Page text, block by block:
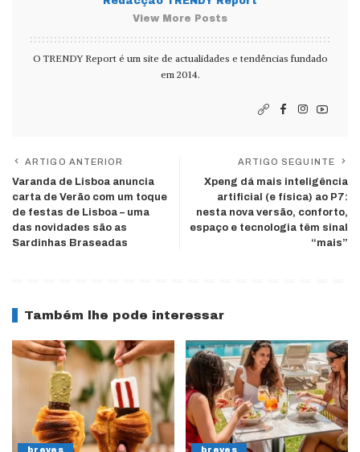
View More Posts
O TRENDY Report é um site de actualidades e tendências fundado
em 2014.
ARTIGO ANTERIOR
Varanda de Lisboa anuncia
carta de Verão com um toque
de festas de Lisboa – uma
das novidades são as
Sardinhas Braseadas
ARTIGO SEGUINTE
Xpeng dá mais inteligência
artificial (e física) ao P7:
nesta nova versão, conforto,
espaço e tecnologia têm sinal
“mais”
Também lhe pode interessar